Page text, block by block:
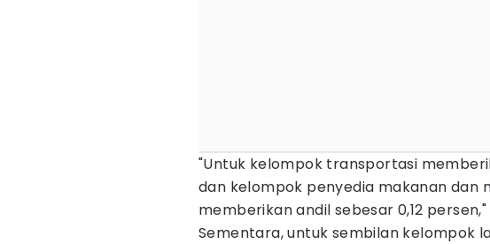
"Untuk kelompok transportasi
dan kelompok penyedia makanan dan
memberikan andil sebesar 0,12
Sementara, untuk sembilan kelompok